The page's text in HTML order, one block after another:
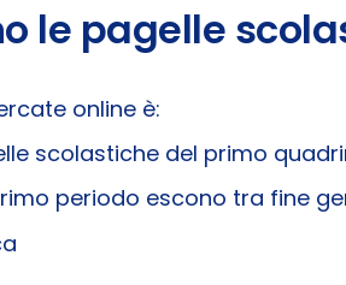
le pagelle
online è:
scolastiche del primo
periodo escono tra fine